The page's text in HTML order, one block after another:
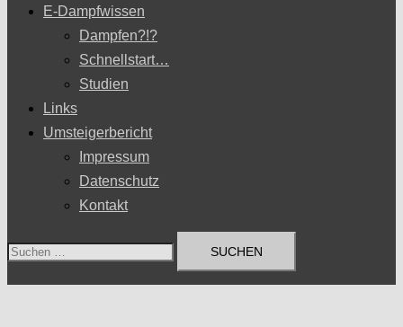
E-Dampfwissen
Dampfen?!?
Schnellstart…
Studien
Links
Umsteigerbericht
Impressum
Datenschutz
Kontakt
Suchen